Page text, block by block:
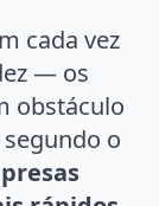
cada vez
— os
obstáculo
o